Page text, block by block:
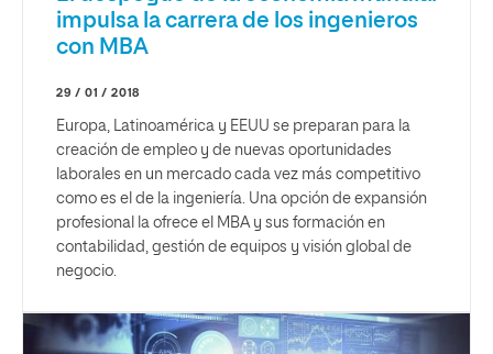
impulsa la carrera de los ingenieros
con MBA
29 / 01 / 2018
Europa, Latinoamérica y EEUU se preparan para la
creación de empleo y de nuevas oportunidades
laborales en un mercado cada vez más competitivo
como es el de la ingeniería. Una opción de expansión
profesional la ofrece el MBA y sus formación en
contabilidad, gestión de equipos y visión global de
negocio.